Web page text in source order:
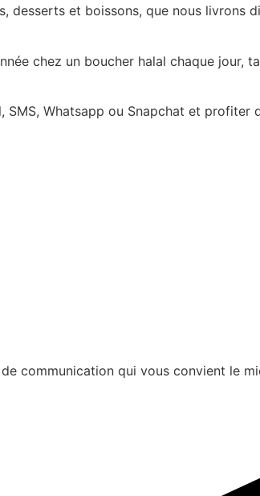
desserts et boissons, que nous livrons
chez un boucher halal chaque jour,
Whatsapp ou Snapchat et profiter
communication qui vous convient le